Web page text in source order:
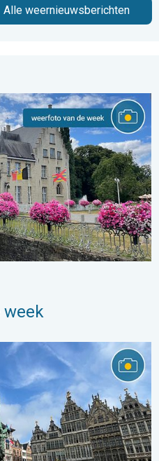
Alle weernieuwsberichten
uploader. . . zaterdag
week
Weer&Radar uploader. . .